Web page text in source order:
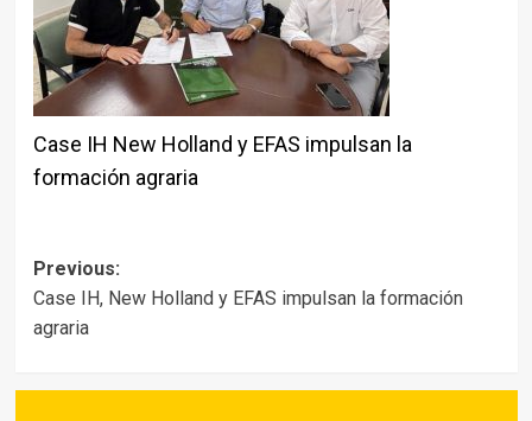
Case IH New Holland y EFAS impulsan la
formación agraria
Post
navigation
Previous:
Case IH, New Holland y EFAS impulsan la formación
agraria